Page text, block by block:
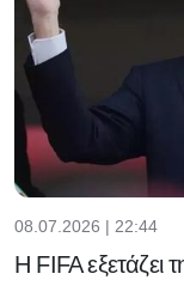
08.07.2026 | 22:44
Η FIFA εξετάζει